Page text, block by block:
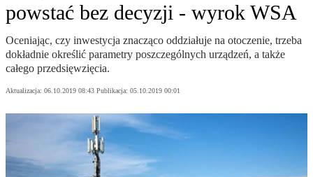
powstać bez decyzji - wyrok WSA
Oceniając, czy inwestycja znacząco oddziałuje na otoczenie, trzeba
dokładnie określić parametry poszczególnych urządzeń, a także
całego przedsięwzięcia.
Aktualizacja: 06.10.2019 08:43 Publikacja: 05.10.2019 00:01